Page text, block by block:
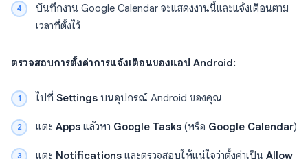
บันทึกงาน Google Calendar จะแสดงงานนี้และแจ้งเตือนตาม
เวลาที่ตั้งไว้
ตรวจสอบการตั้งค่าการแจ้งเตือนของแอป Android:
ไปที่ Settings บนอุปกรณ์ Android ของคุณ
แตะ Apps แล้วหา Google Tasks (หรือ Google Calendar)
แตะ Notifications และตรวจสอบให้แน่ใจว่าตั้งค่าเป็น Allow